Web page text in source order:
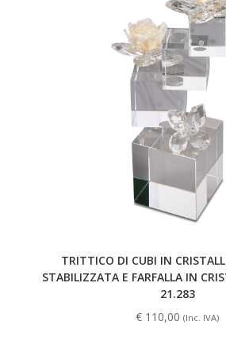
TRITTICO DI CUBI IN
STABILIZZATA E FARFALLA IN
21.283
€ 110,00 (Inc. IVA)